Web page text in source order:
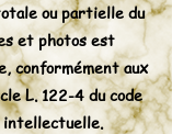
ou partielle du
et photos est
aux
L. 122-4 du code